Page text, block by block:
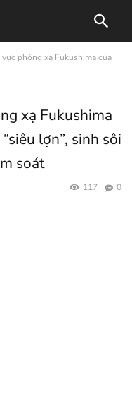
phóng xạ Fukushima của
xạ Fukushima
lợn”, sinh sôi
soát
0
117